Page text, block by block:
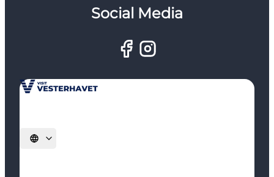
Social Media
Sprache auswählen